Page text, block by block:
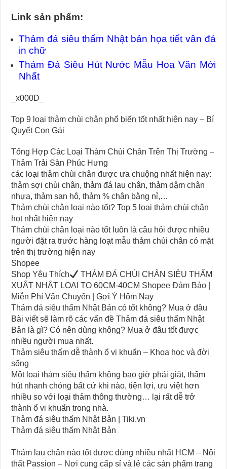
Link sản phẩm:
Thảm đá siêu thấm Nhật bản họa tiết vân đá
in chữ
Thảm Đá Siêu Hút Nước Mẫu Hoa Văn Mới
Nhất
_x000D_
Top 9 loại thảm chùi chân phổ biến tốt nhất hiện nay – Bí
Quyết Con Gái
Tổng Hợp Các Loại Thảm Chùi Chân Trên Thị Trường –
Thảm Trải Sàn Phúc Hưng
các loại thảm chùi chân được ưa chuộng nhất hiện nay:
thảm sợi chùi chân, thảm đá lau chân, thảm dậm chân
nhựa, thảm san hô, thảm % chân bằng nỉ,…
Thảm chùi chân loại nào tốt? Top 5 loại thảm chùi chân
hot nhất hiện nay
Thảm chùi chân loại nào tốt luôn là câu hỏi được nhiều
người đặt ra trước hàng loạt mẫu thảm chùi chân có mặt
trên thị trường hiện nay
Shopee
Shop Yêu Thích
THẢM ĐÁ CHÙI CHÂN SIÊU THẤM
XUẤT NHẬT LOẠI TO 60CM-40CM Shopee Đảm Bảo |
Miễn Phí Vận Chuyển | Gợi Ý Hôm Nay
Thảm đá siêu thấm Nhật Bản có tốt không? Mua ở đâu
Bài viết sẽ làm rõ các vấn đề Thảm đá siêu thấm Nhật
Bản là gì? Có nên dùng không? Mua ở đâu tốt được
nhiều người mua nhất.
Thảm siêu thấm dễ thành ổ vi khuẩn – Khoa học và đời
sống
Một loại thảm siêu thấm không bao giờ phải giặt, thấm
hút nhanh chóng bất cứ khi nào, tiện lợi, ưu việt hơn
nhiều so với loại thảm thông thường… lại rất dễ trở
thành ổ vi khuẩn trong nhà.
Thảm đá siêu thấm Nhật Bản | Tiki.vn
Thảm đá siêu thấm Nhật Bản
Thảm lau chân nào tốt được dùng nhiều nhất HCM – Nội
thất Passion – Nơi cung cấp sỉ và lẻ các sản phẩm trang